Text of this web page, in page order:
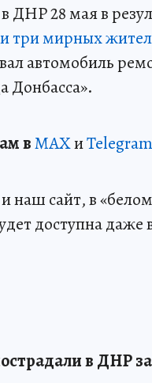
ДНР 28 мая в
три мирных
автомобиль
Донбасса».
вMAXиTelegram
сайт, в
доступна
в ДНР